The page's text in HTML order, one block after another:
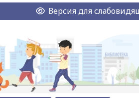
Версия для